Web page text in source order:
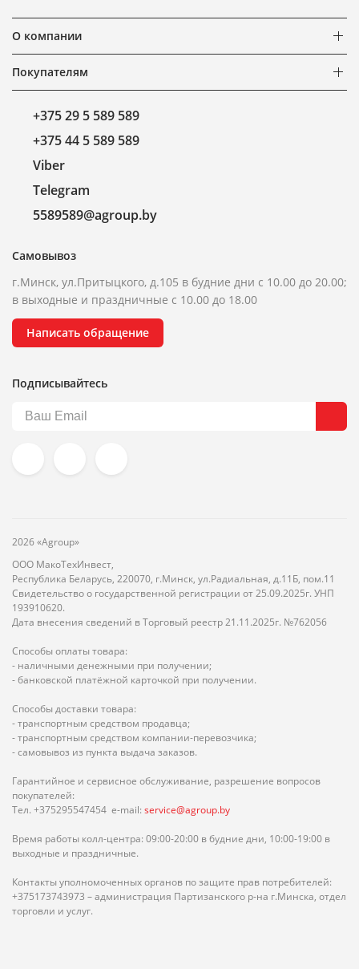
О компании
Покупателям
+375 29 5 589 589
+375 44 5 589 589
Viber
Telegram
5589589@agroup.by
Самовывоз
г.Минск, ул.Притыцкого, д.105 в будние дни с 10.00 до 20.00;
в выходные и праздничные с 10.00 до 18.00
Написать обращение
Подписывайтесь
2026 «Agroup»
ООО МакоТехИнвест,
Республика Беларусь, 220070, г.Минск, ул.Радиальная, д.11Б, пом.11
Свидетельство о государственной регистрации от 25.09.2025г. УНП
193910620.
Дата внесения сведений в Торговый реестр 21.11.2025г. №762056
Способы оплаты товара:
- наличными денежными при получении;
- банковской платёжной карточкой при получении.
Способы доставки товара:
- транспортным средством продавца;
- транспортным средством компании-перевозчика;
- самовывоз из пункта выдача заказов.
Гарантийное и сервисное обслуживание, разрешение вопросов
покупателей:
Тел. +375295547454 e-mail: service@agroup.by
Время работы колл-центра: 09:00-20:00 в будние дни, 10:00-19:00 в
выходные и праздничные.
Контакты уполномоченных органов по защите прав потребителей:
+375173743973 – администрация Партизанского р-на г.Минска, отдел
торговли и услуг.